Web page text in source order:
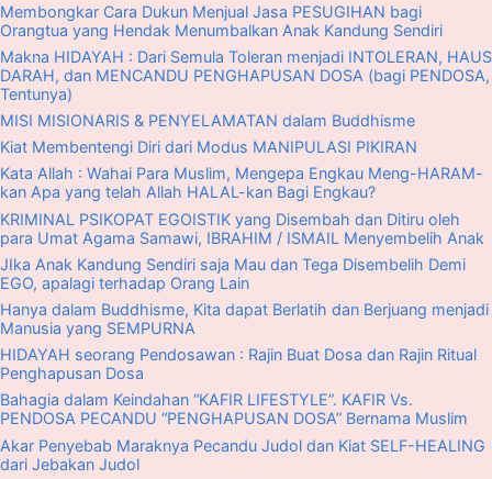
Membongkar Cara Dukun Menjual Jasa PESUGIHAN bagi
Orangtua yang Hendak Menumbalkan Anak Kandung Sendiri
Makna HIDAYAH : Dari Semula Toleran menjadi INTOLERAN, HAUS
DARAH, dan MENCANDU PENGHAPUSAN DOSA (bagi PENDOSA,
Tentunya)
MISI MISIONARIS & PENYELAMATAN dalam Buddhisme
Kiat Membentengi Diri dari Modus MANIPULASI PIKIRAN
Kata Allah : Wahai Para Muslim, Mengepa Engkau Meng-HARAM-
kan Apa yang telah Allah HALAL-kan Bagi Engkau?
KRIMINAL PSIKOPAT EGOISTIK yang Disembah dan Ditiru oleh
para Umat Agama Samawi, IBRAHIM / ISMAIL Menyembelih Anak
JIka Anak Kandung Sendiri saja Mau dan Tega Disembelih Demi
EGO, apalagi terhadap Orang Lain
Hanya dalam Buddhisme, Kita dapat Berlatih dan Berjuang menjadi
Manusia yang SEMPURNA
HIDAYAH seorang Pendosawan : Rajin Buat Dosa dan Rajin Ritual
Penghapusan Dosa
Bahagia dalam Keindahan “KAFIR LIFESTYLE”. KAFIR Vs.
PENDOSA PECANDU “PENGHAPUSAN DOSA” Bernama Muslim
Akar Penyebab Maraknya Pecandu Judol dan Kiat SELF-HEALING
dari Jebakan Judol